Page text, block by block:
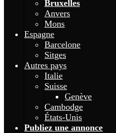
Bruxelles
Anvers
Mons
Espagne
Barcelone
Sitges
Autres pays
Italie
Suisse
Genève
Cambodge
États-Unis
Publiez une annonce